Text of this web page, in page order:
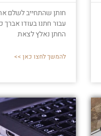
חותן שהתחייב לשלם
עבור חתנו בעודו אברך
החתן נאלץ לצאת
להמשך לחצו כאן >>